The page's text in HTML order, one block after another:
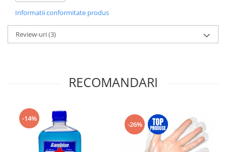
bun raport calitate-pret, de la Horeca Trading Distribution!
Informatii conformitate produs
Review-uri(3)
RECOMANDARI
-14%
-26%